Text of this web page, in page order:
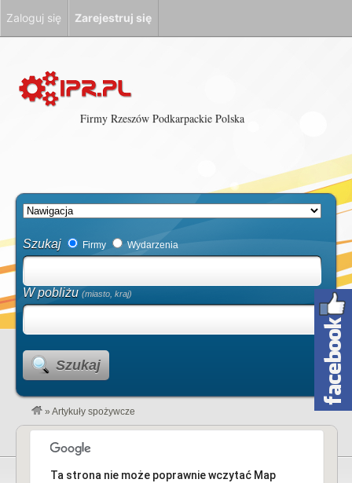
Firmy Rzeszów Podkarpackie Polska
Szukaj Firmy Wydarzenia
W pobliżu (miasto, kraj)
Szukaj
» Artykuły spożywcze
Ta strona nie może poprawnie wczytać Map
Zaloguj się Zarejestruj się